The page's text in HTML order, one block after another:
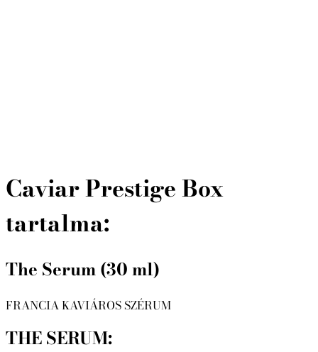
Caviar Prestige Box
tartalma:
The Serum (30 ml)
FRANCIA KAVIÁROS SZÉRUM
THE SERUM: